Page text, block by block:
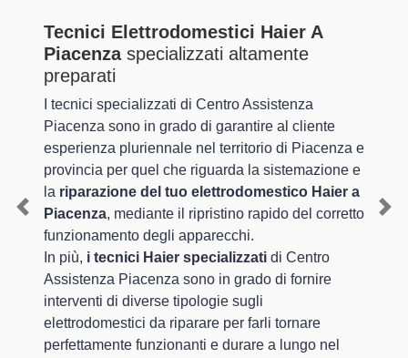
Tecnici Elettrodomestici Haier A
Piacenzaspecializzati altamente
preparati
I tecnici specializzati di Centro Assistenza
Piacenza sono in grado di garantire al cliente
esperienza pluriennale nel territorio di Piacenza e
provincia per quel che riguarda la sistemazione e
la riparazione del tuo elettrodomestico Haier a
Piacenza, mediante il ripristino rapido del corretto
funzionamento degli apparecchi.
In più, i tecnici Haier specializzati di Centro
Assistenza Piacenza sono in grado di fornire
interventi di diverse tipologie sugli
elettrodomestici da riparare per farli tornare
perfettamente funzionanti e durare a lungo nel
Previous